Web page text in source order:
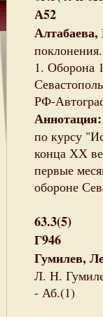
А52
1. Оборона
РФ-
Аннотация:
по курсу
конца ХХ
первые
обороне
63.3(5)
Г946
Гумилев,
Л. Н.
- Аб.(1)